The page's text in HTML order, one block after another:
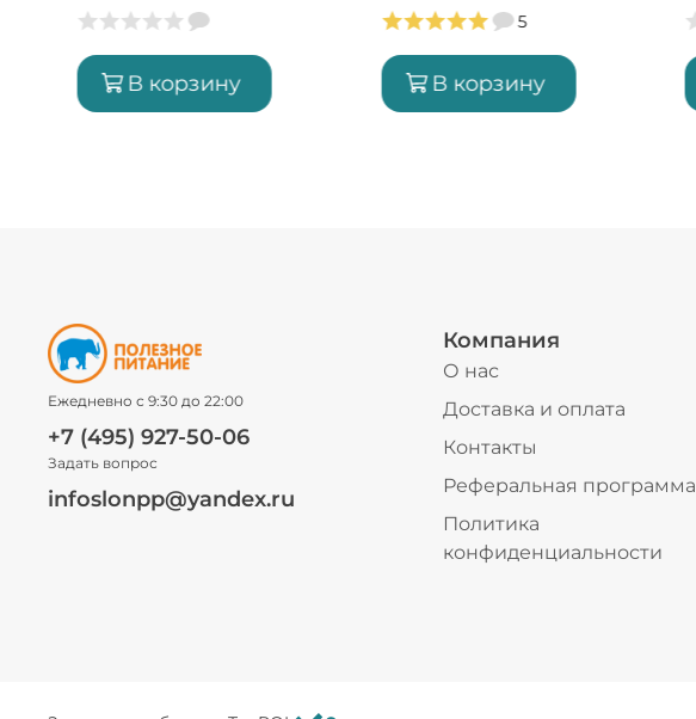
(60 порций)
В корзину
5
В корзину
Ежедневно с 9:30 до 22:00
+7 (495) 927-50-06
Задать вопрос
infoslonpp@yandex.ru
Компания
О нас
Доставка и оплата
Контакты
Реферальная программа
Политика
конфиденциальности